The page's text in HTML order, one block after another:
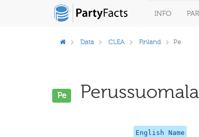
INFO
Data CLEA Finland Pe
Pe
English Name